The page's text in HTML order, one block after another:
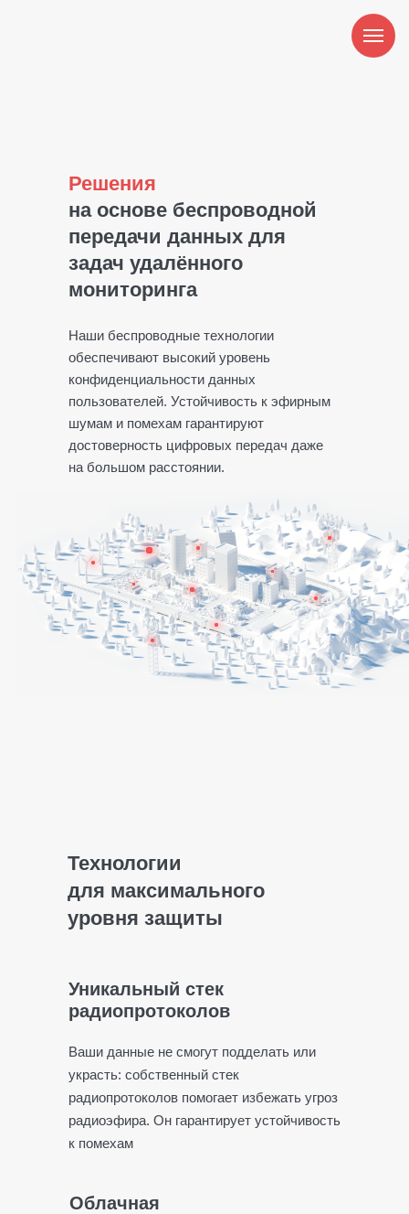
Решения
на основе беспроводной
передачи данных для
задач удалённого
мониторинга
Наши беспроводные технологии
обеспечивают высокий уровень
конфиденциальности данных
пользователей. Устойчивость к эфирным
шумам и помехам гарантируют
достоверность цифровых передач даже
на большом расстоянии.
Ваши данные не смогут подделать или
украсть: собственный стек
радиопротоколов помогает избежать угроз
радиоэфира. Он гарантирует устойчивость
к помехам
Уникальный стек
радиопротоколов
Облачная
Технологии
для максимального
уровня защиты